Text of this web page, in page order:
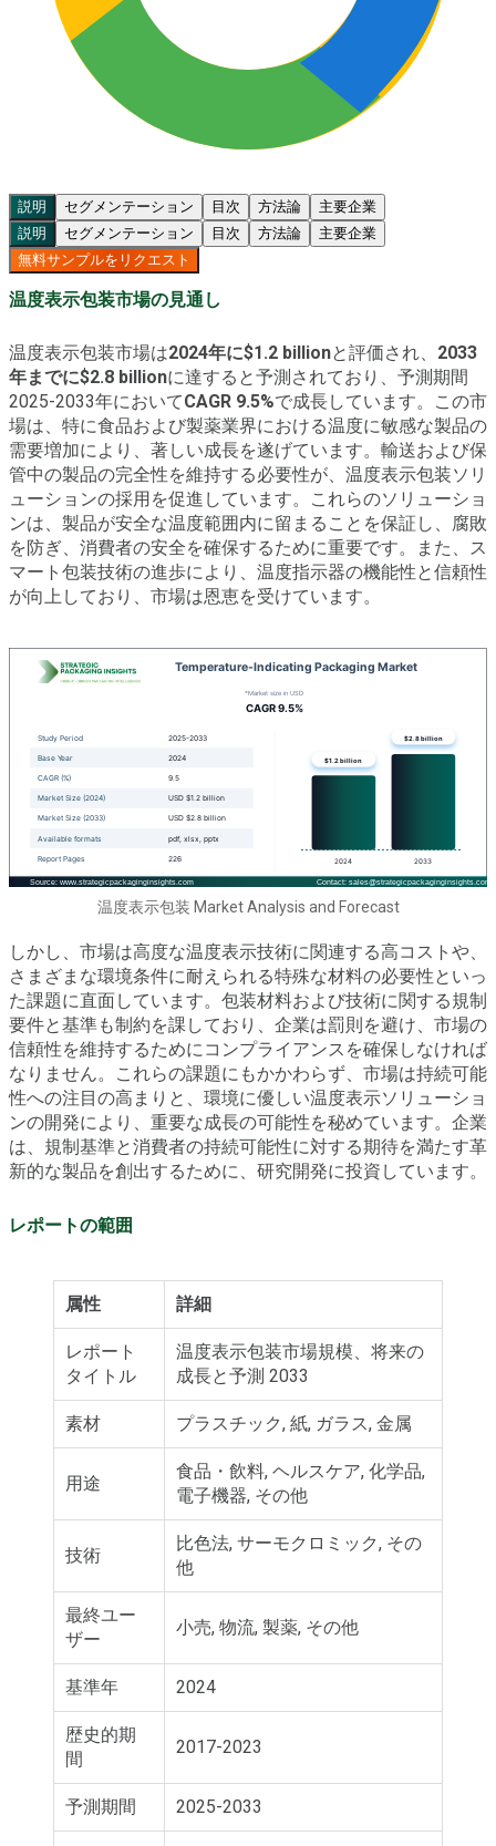
説明 セグメンテーション 目次 方法論
主要企業
説明
セグメンテーション 目次 方法論
主要企業
無料サンプルをリクエスト
温度表示包装市場の見通し
温度表示包装市場は2024年に$1.2 billionと評価され、 2033
年までに$2.8 billionに達すると予測されており、予測期間
2025-2033年においてCAGR 9.5%で成長しています。この市
場は、特に食品および製薬業界における温度に敏感な製品の
需要増加により、著しい成長を遂げています。輸送および保
管中の製品の完全性を維持する必要性が、温度表示包装ソリ
ューションの採用を促進しています。これらのソリューショ
ンは、製品が安全な温度範囲内に留まることを保証し、腐敗
を防ぎ、消費者の安全を確保するために重要です。また、ス
マート包装技術の進歩により、温度指示器の機能性と信頼性
が向上しており、市場は恩恵を受けています。
温度表示包装 Market Analysis and Forecast
しかし、市場は高度な温度表示技術に関連する高コストや、
さまざまな環境条件に耐えられる特殊な材料の必要性といっ
た課題に直面しています。包装材料および技術に関する規制
要件と基準も制約を課しており、企業は罰則を避け、市場の
信頼性を維持するためにコンプライアンスを確保しなければ
なりません。これらの課題にもかかわらず、市場は持続可能
性への注目の高まりと、環境に優しい温度表示ソリューショ
ンの開発により、重要な成長の可能性を秘めています。企業
は、規制基準と消費者の持続可能性に対する期待を満たす革
新的な製品を創出するために、研究開発に投資しています。
レポートの範囲
属性 詳細
レポート
タイトル
温度表示包装市場規模、将来の
成長と予測 2033
素材 プラスチック, 紙, ガラス, 金属
用途
食品・飲料, ヘルスケア, 化学品,
電子機器, その他
技術
比色法, サーモクロミック, その
他
最終ユー
ザー
小売, 物流, 製薬, その他
基準年 2024
歴史的期
間
2017-2023
予測期間 2025-2033